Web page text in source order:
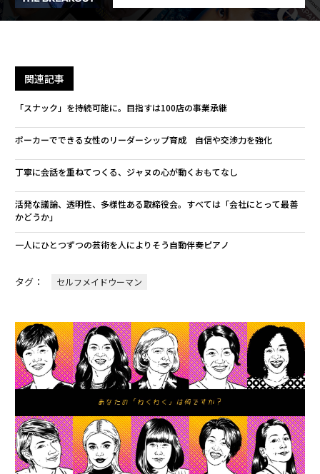
関連記事
「スナック」を持続可能に。目指すは100店の事業承継
ポーカーでできる女性のリーダーシップ育成 自信や交渉力を強化
丁寧に会話を重ねてつくる、ジャヌの心が動くおもてなし
活発な議論、透明性、多様性ある取締役会。すべては「会社にとって最善
かどうか」
一人にひとつずつの芸術を人によりそう自動伴奏ピアノ
タグ： セルフメイドウーマン